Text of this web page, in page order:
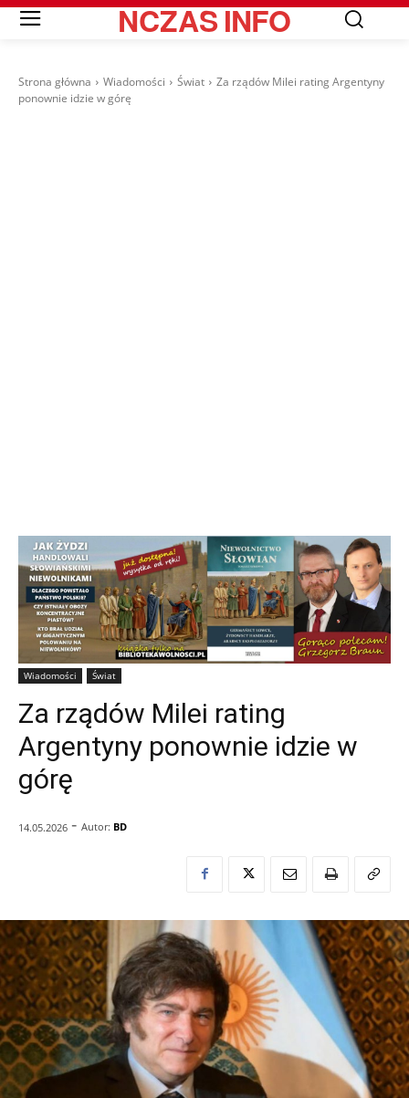
NCZASINFO
Strona główna Wiadomości Świat
Za rządów Milei rating Argentyny
ponownie idzie w górę
Wiadomości Świat
Za rządów Milei rating
Argentyny ponownie idzie w
górę
14.05.2026 - Autor: BD